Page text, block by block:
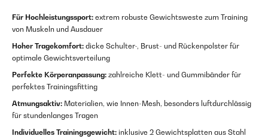
Für Hochleistungssport: extrem robuste Gewichtsweste zum Training
von Muskeln und Ausdauer
Hoher Tragekomfort: dicke Schulter-, Brust- und Rückenpolster für
optimale Gewichtsverteilung
Perfekte Körperanpassung: zahlreiche Klett- und Gummibänder für
perfektes Trainingsfitting
Atmungsaktiv: Materialien, wie Innen-Mesh, besonders luftdurchlässig
für stundenlanges Tragen
Individuelles Trainingsgewicht: inklusive 2 Gewichtsplatten aus Stahl